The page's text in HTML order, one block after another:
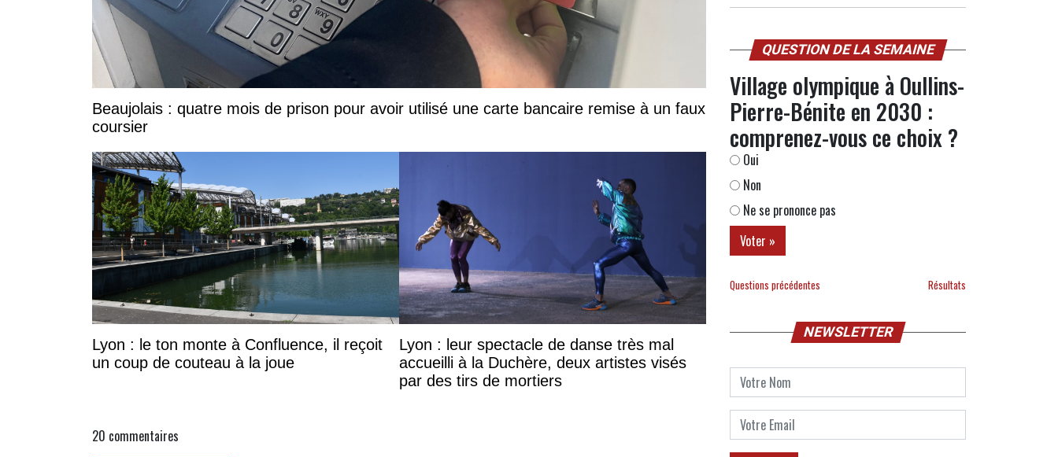
Beaujolais : quatre mois de prison pour avoir utilisé une carte bancaire remise à un faux
coursier
Lyon : le ton monte à Confluence, il reçoit
un coup de couteau à la joue
Lyon : leur spectacle de danse très mal
accueilli à la Duchère, deux artistes visés
par des tirs de mortiers
20 commentaires
QUESTION DE LA SEMAINE
Village olympique à Oullins-
Pierre-Bénite en 2030 :
comprenez-vous ce choix ?
Oui
Non
Ne se prononce pas
Questions précédentes Résultats
NEWSLETTER